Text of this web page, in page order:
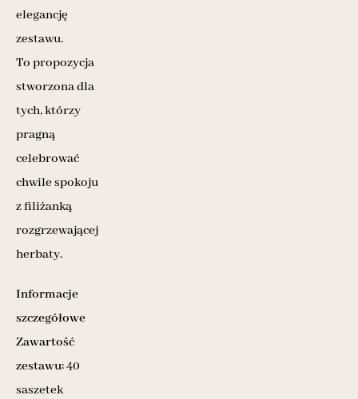
elegancję
zestawu.
To propozycja
stworzona dla
tych, którzy
pragną
celebrować
chwile spokoju
z filiżanką
rozgrzewającej
herbaty.
Informacje
szczegółowe
Zawartość
zestawu:40
saszetek